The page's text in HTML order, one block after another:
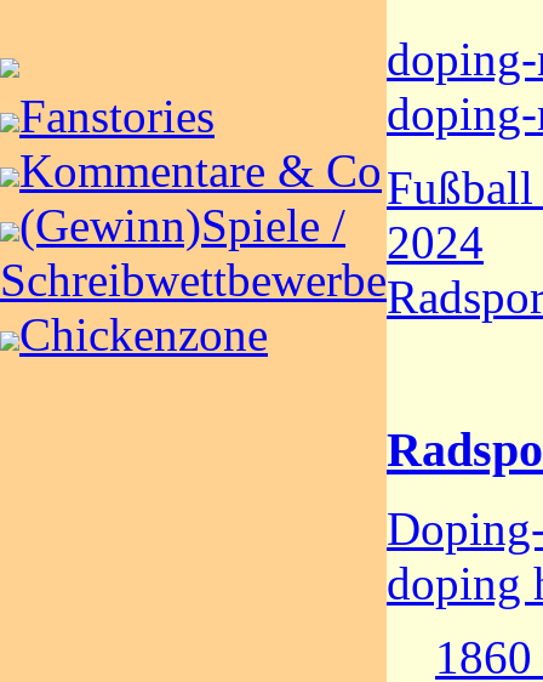
Fanstories
Kommentare & Co
(Gewinn)Spiele /
Schreibwettbewerbe
Chickenzone
2024
doping